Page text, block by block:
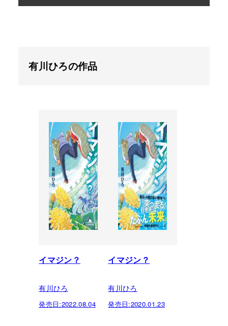
有川ひろの作品
イマジン？
有川ひろ
発売日:2022.08.04
イマジン？
有川ひろ
発売日:2020.01.23